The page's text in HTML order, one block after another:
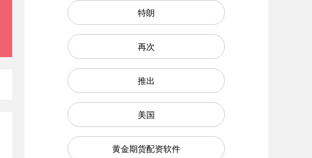
特朗
再次
推出
美国
黄金期货配资软件